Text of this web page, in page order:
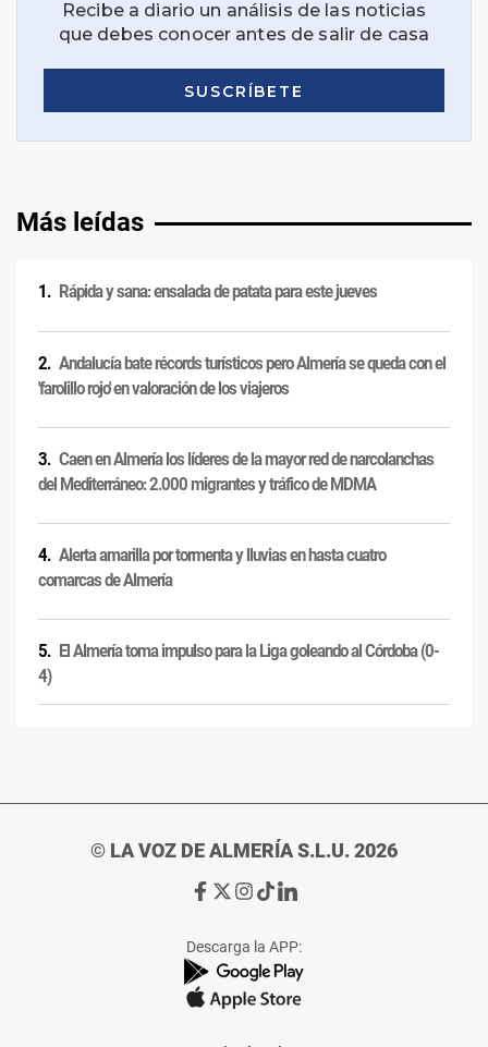
Más leídas
Rápida y sana: ensalada de patata para este jueves
Andalucía bate récords turísticos pero Almería se queda con el
'farolillo rojo' en valoración de los viajeros
Caen en Almería los líderes de la mayor red de narcolanchas
del Mediterráneo: 2.000 migrantes y tráfico de MDMA
Alerta amarilla por tormenta y lluvias en hasta cuatro
comarcas de Almería
El Almería toma impulso para la Liga goleando al Córdoba (0-
4)
© LA VOZ DE ALMERÍA S.L.U. 2026
Ir
de
La
Voz
Ir
de
La
Voz
Ir
de
La
Voz
Ir
de
La
Voz
Ir
de
La
Voz
Descarga la APP: